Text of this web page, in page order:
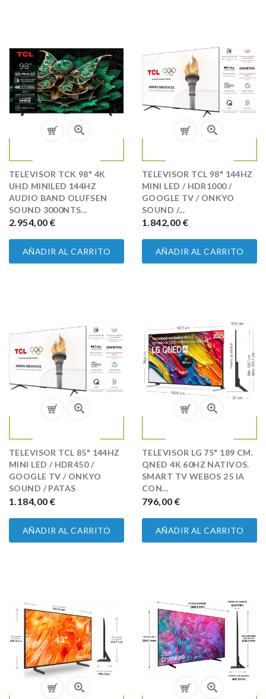
TELEVISOR TCK 98" 4K
UHD MINILED 144HZ
AUDIO BAND OLUFSEN
SOUND 3000NTS...
PRECIO
2.954,00 €
AÑADIR AL CARRITO
TELEVISOR TCL 98" 144HZ
MINI LED / HDR1000 /
GOOGLE TV / ONKYO
SOUND /...
PRECIO
1.842,00 €
AÑADIR AL CARRITO
TELEVISOR TCL 85" 144HZ
MINI LED / HDR450 /
GOOGLE TV / ONKYO
SOUND / PATAS
PRECIO
1.184,00 €
AÑADIR AL CARRITO
TELEVISOR LG 75" 189 CM.
QNED 4K 60HZ NATIVOS.
SMART TV WEBOS 25 IA
CON...
PRECIO
796,00 €
AÑADIR AL CARRITO